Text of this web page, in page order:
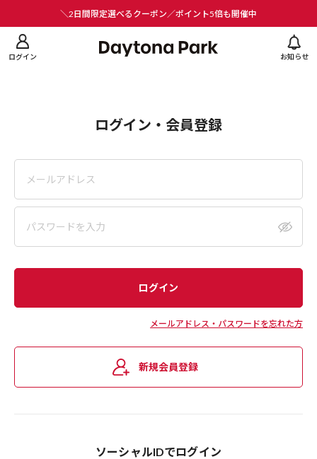
＼2日間限定選べるクーポン／ポイント5倍も開催中
ログイン お知らせ
ログイン・会員登録
メールアドレス・パスワードを忘れた方
新規会員登録
ソーシャルIDでログイン